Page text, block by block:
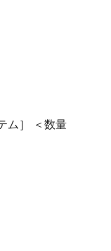
ム］ ＜数量